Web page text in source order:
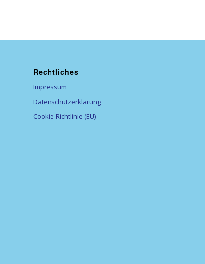
Rechtliches
Impressum
Datenschutzerklärung
Cookie-Richtlinie (EU)